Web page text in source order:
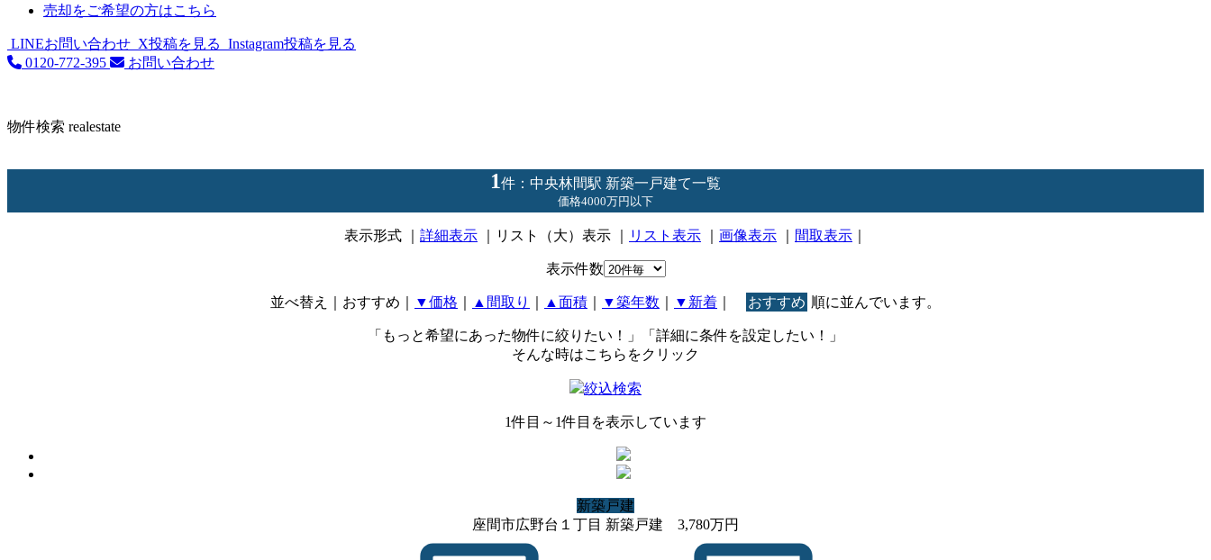
売却をご希望の方はこちら
LINEお問い合わせ X投稿を見る Instagram投稿を見る
0120-772-395
お問い合わせ
物件検索 realestate
1件：中央林間駅 新築一戸建て一覧
価格4000万円以下
表示形式 詳細表示 ｜リスト（大）表示 ｜ リスト表示 画像表示 間取表示
表示件数
並べ替え ｜おすすめ ▼価格 ▲間取り ▲面積 ▼築年数 ▼新着 おすすめ 順に並んでいます。
「もっと希望にあった物件に絞りたい！」「詳細に条件を設定したい！」
そんな時はこちらをクリック
絞込検索
1件目～ 1件目を表示しています
新築戸建
座間市広野台１丁目 新築戸建
3,780万円